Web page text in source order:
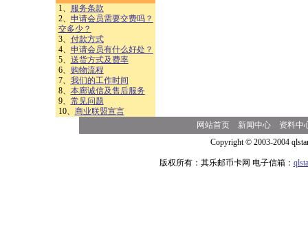
1、
服务条款
2、 申请会员需要交费吗？
交多少？
3、 付款方式
4、 申请会员有什么好处？
5、 送货方式及费率
6、
购物流程
7、 我们的工作时间
8、 本廊诚信及售后服务
9、 常见问题
10、 商业联盟宣言
网站首页 新闻中心
资料中
Copyright © 2003-2004
版权所有：其乐邮币卡网 电子信箱：